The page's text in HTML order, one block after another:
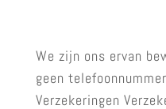
We zijn ons ervan
geen
Verzekeringen